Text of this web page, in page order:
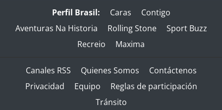
Perfil Brasil: Caras
Contigo
Aventuras Na Historia
Rolling Stone
Sport Buzz
Recreio
Maxima
Canales RSS Quienes Somos
Contáctenos
Privacidad
Equipo
Reglas de participación
Tránsito